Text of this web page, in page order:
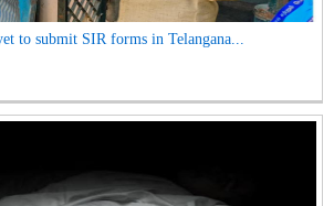
to submit SIR forms in Telangana...